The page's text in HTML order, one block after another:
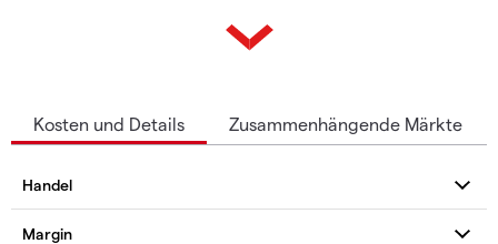
Kosten und Details Zusammenhängende Märkte